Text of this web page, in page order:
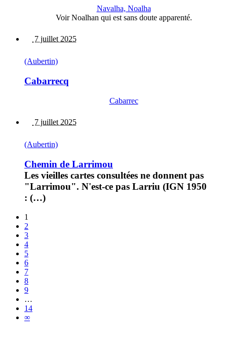
Navalha, Noalha
Voir Noalhan qui est sans doute apparenté.
7 juillet 2025
(Aubertin)
Cabarrecq
Cabarrec
7 juillet 2025
(Aubertin)
Chemin de Larrimou
Les vieilles cartes consultées ne donnent pas
"Larrimou". N'est-ce pas Larriu (IGN 1950
: (…)
1
2
3
4
5
6
7
8
9
…
14
∞